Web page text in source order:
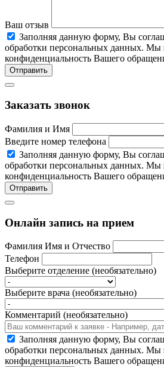
Ваш отзыв
Заполняя данную форму, Вы
обработки персональных данных. Мы
конфиденциальность Вашего
Отправить
Заказать звонок
Фамилия и Имя
Введите номер телефона
Заполняя данную форму, Вы
обработки персональных данных. Мы
конфиденциальность Вашего
Отправить
Онлайн запись на прием
Фамилия Имя и Отчество
Телефон
Выберите отделение (необязательно)
Выберите врача (необязательно)
Комментарий (необязательно)
Заполняя данную форму, Вы
обработки персональных данных. Мы
конфиденциальность Вашего